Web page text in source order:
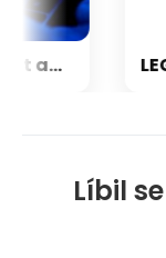
Líbil
Nestačí kontrolovat adresu webu. Nový útok na Microsoft využívá oficiální portál